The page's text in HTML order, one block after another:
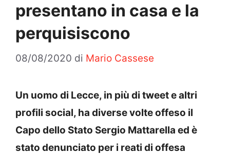
presentano in casa e la
perquisiscono
08/08/2020 di Mario Cassese
Un uomo di Lecce, in più di tweet e altri
profili social, ha diverse volte offeso il
Capo dello Stato Sergio Mattarella ed è
stato denunciato per i reati di offesa